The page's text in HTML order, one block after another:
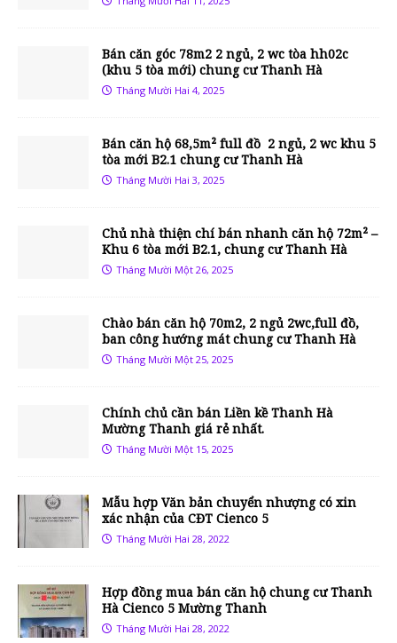
Bán căn góc 78m2 2 ngủ, 2 wc tòa hh02c
(khu 5 tòa mới) chung cư Thanh Hà
Tháng Mười Hai 4, 2025
Bán căn hộ 68,5m² full đồ 2 ngủ, 2 wc khu 5
tòa mới B2.1 chung cư Thanh Hà
Tháng Mười Hai 3, 2025
Chủ nhà thiện chí bán nhanh căn hộ 72m² –
Khu 6 tòa mới B2.1, chung cư Thanh Hà
Tháng Mười Một 26, 2025
Chào bán căn hộ 70m2, 2 ngủ 2wc,full đồ,
ban công hướng mát chung cư Thanh Hà
Tháng Mười Một 25, 2025
Chính chủ cần bán Liền kề Thanh Hà
Mường Thanh giá rẻ nhất.
Tháng Mười Một 15, 2025
Mẫu hợp Văn bản chuyển nhượng có xin
xác nhận của CĐT Cienco 5
Tháng Mười Hai 28, 2022
Hợp đồng mua bán căn hộ chung cư Thanh
Hà Cienco 5 Mường Thanh
Tháng Mười Hai 28, 2022